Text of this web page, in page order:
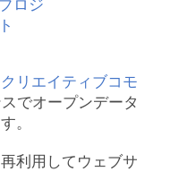
クリエイティブコモ
でオープンデータ
。
利用してウェブサ